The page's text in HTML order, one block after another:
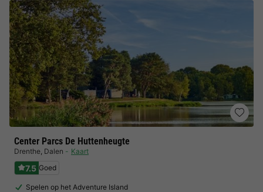
Center Parcs De Huttenheugte
Drenthe, Dalen Kaart
7.5 Goed
Spelen op het Adventure Island